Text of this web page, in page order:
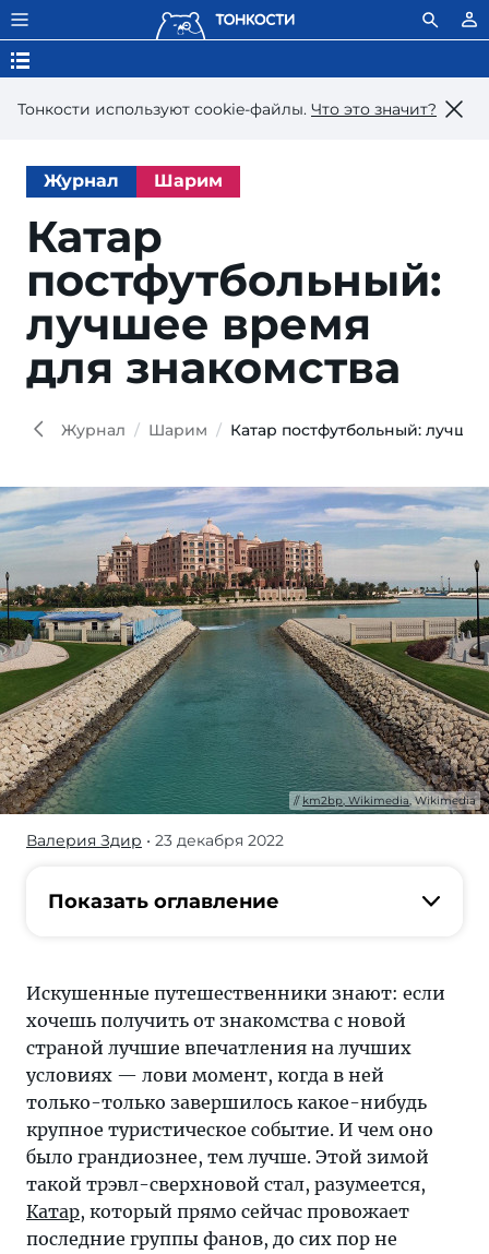
Тонкости используют сookie-файлы. Что это значит?
Журнал Шарим
Катар
постфутбольный:
лучшее время
для знакомства
Журнал Шарим Катар постфутбольный:
km2bp, Wikimedia, Wikimedia
Искушенные
знают:
знакомства
новой
страной
впечатления
лучших
условиях
Валерия Здир • 23 декабря 2022
Показать оглавление
Искушенные путешественники знают: если
хочешь получить от знакомства с новой
страной лучшие впечатления на лучших
условиях — лови момент, когда в ней
только-только завершилось какое-нибудь
крупное туристическое событие. И чем оно
было грандиознее, тем лучше. Этой зимой
такой трэвл-сверхновой стал, разумеется,
Катар, который прямо сейчас провожает
последние группы фанов, до сих пор не